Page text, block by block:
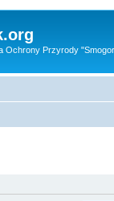
Ochrony Przyrody